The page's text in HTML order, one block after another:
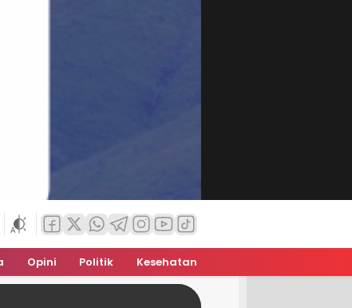
Opini Politik Kesehatan